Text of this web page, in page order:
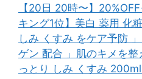
【20日 20時〜】
キング1位】美白 薬用 化
しみ くすみ をケア予防
ゲン 配合 」肌のキメを
っとり しみ くすみ